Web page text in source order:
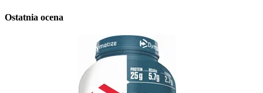
Ostatnia ocena